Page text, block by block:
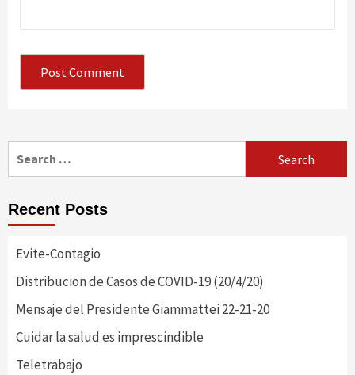
Recent Posts
Evite-Contagio
Distribucion de Casos de COVID-19 (20/4/20)
Mensaje del Presidente Giammattei 22-21-20
Cuidar la salud es imprescindible
Teletrabajo